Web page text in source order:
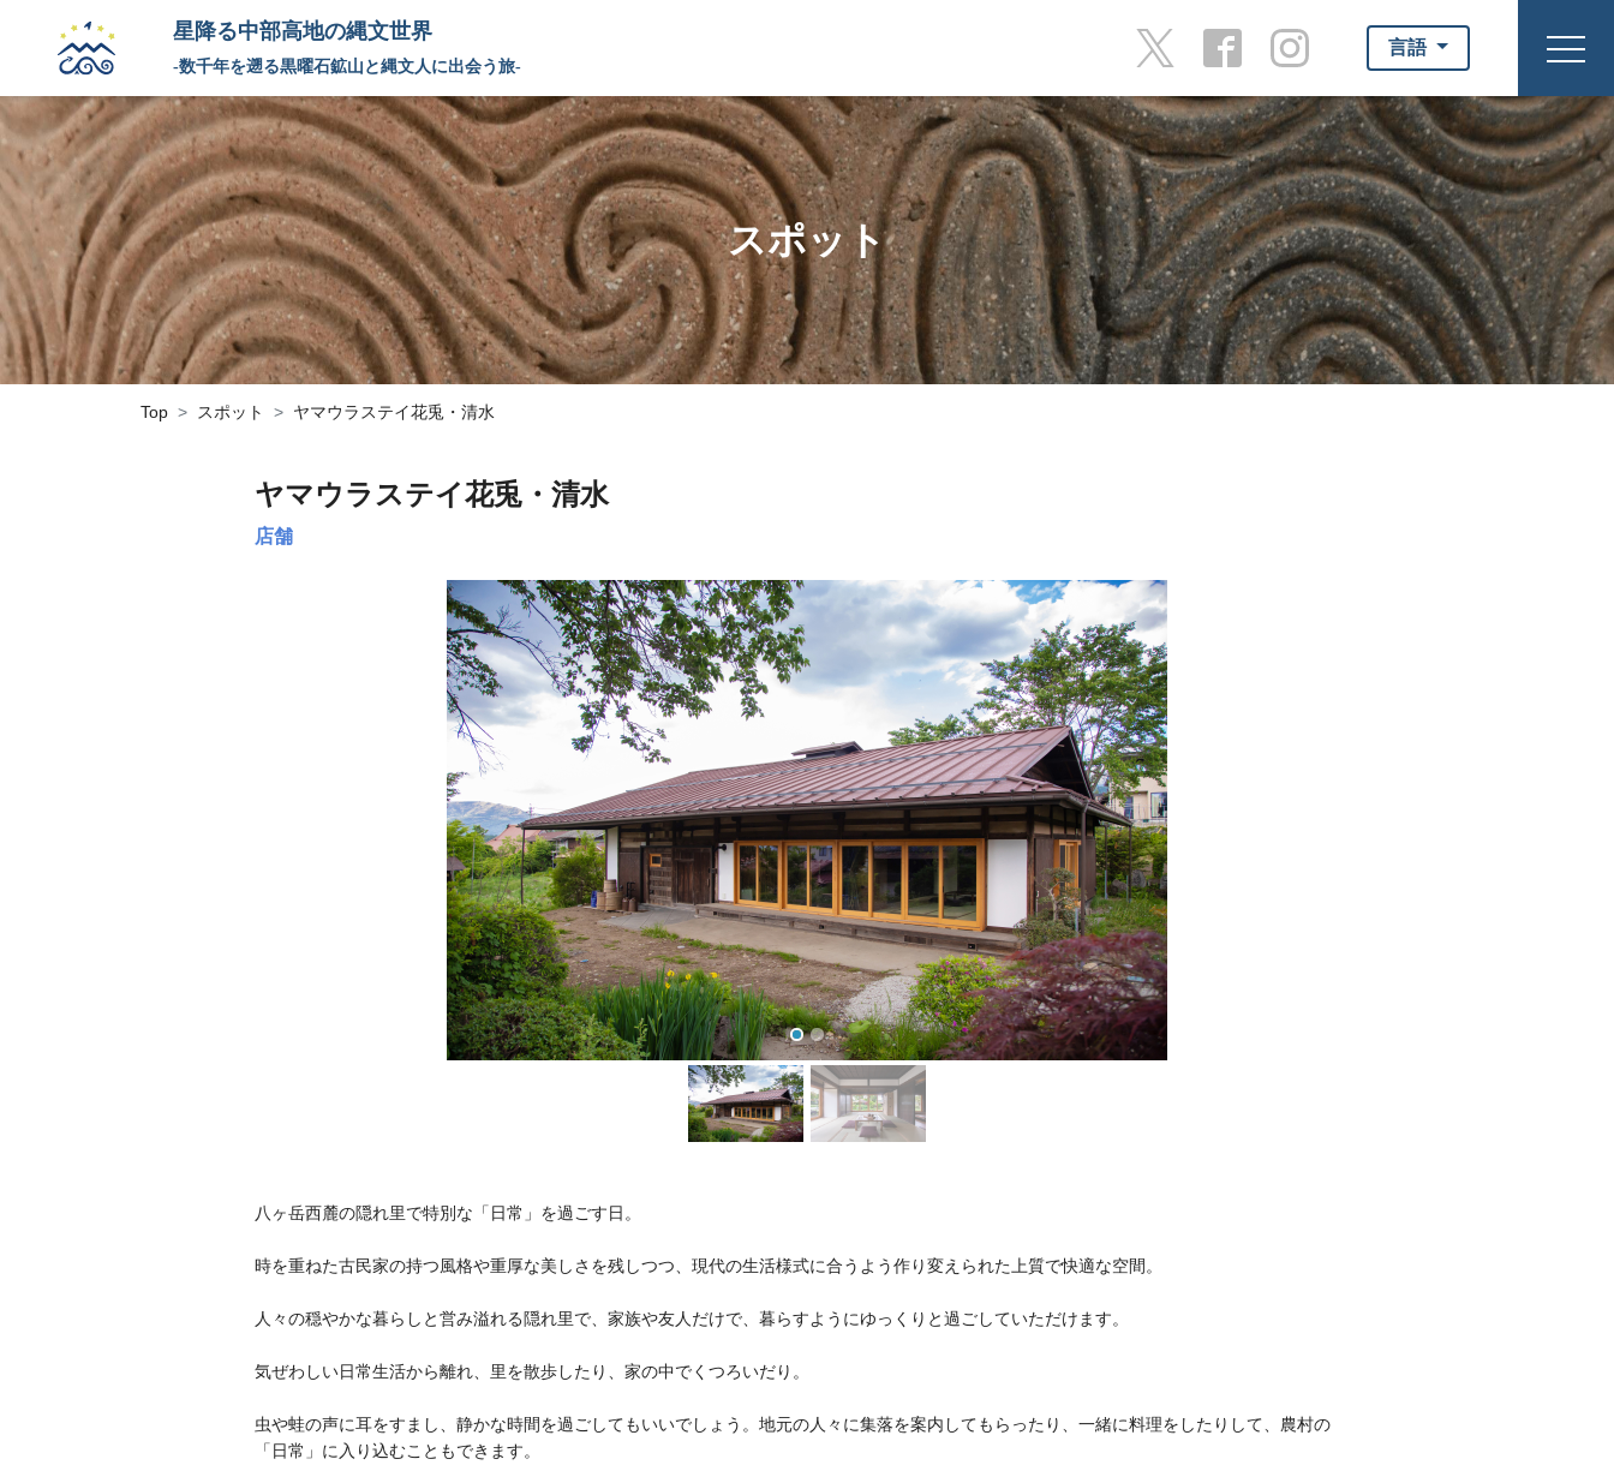
星降る中部高地の縄文世界
-数千年を遡る黒曜石鉱山と縄文人に出会う旅-
言語
スポット
Top スポット ヤマウラステイ花兎・清水
ヤマウラステイ花兎・清水
店舗
八ヶ岳西麓の隠れ里で特別な「日常」を過ごす日。
時を重ねた古民家の持つ風格や重厚な美しさを残しつつ、現代の生活様式に合うよう作り変えられた上質で快適な空間。
人々の穏やかな暮らしと営み溢れる隠れ里で、家族や友人だけで、暮らすようにゆっくりと過ごしていただけます。
気ぜわしい日常生活から離れ、里を散歩したり、家の中でくつろいだり。
虫や蛙の声に耳をすまし、静かな時間を過ごしてもいいでしょう。地元の人々に集落を案内してもらったり、一緒に料理をしたりして、農村の
「日常」に入り込むこともできます。